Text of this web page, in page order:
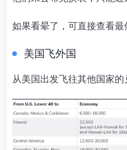
如果看晕了，可直接查看最
美国飞外国
从美国出发飞往其他国家